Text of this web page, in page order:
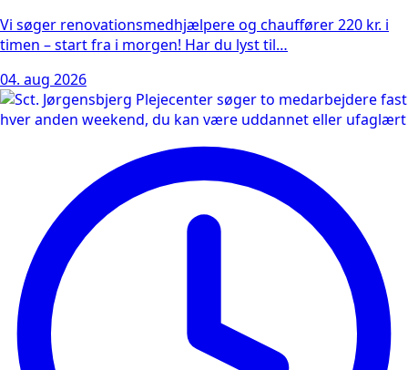
Vi søger renovationsmedhjælpere og chauffører 220 kr. i
timen – start fra i morgen! Har du lyst til…
04. aug 2026